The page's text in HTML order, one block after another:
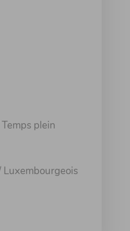
plein
Luxembourgeois